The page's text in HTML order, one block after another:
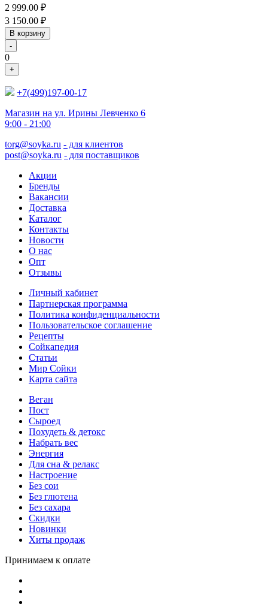
2 999.00 ₽
3 150.00 ₽
В корзину
-
0
+
+7(499)197-00-17
Магазин на ул. Ирины Левченко 6
9:00 - 21:00
torg@soyka.ru - для клиентов
post@soyka.ru - для поставщиков
Акции
Бренды
Вакансии
Доставка
Каталог
Контакты
Новости
О нас
Опт
Отзывы
Личный кабинет
Партнерская программа
Политика конфиденциальности
Пользовательское соглашение
Рецепты
Сойкапедия
Статьи
Мир Сойки
Карта сайта
Веган
Пост
Сыроед
Похудеть & детокс
Набрать вес
Энергия
Для сна & релакс
Настроение
Без сои
Без глютена
Без сахара
Скидки
Новинки
Хиты продаж
Принимаем к оплате